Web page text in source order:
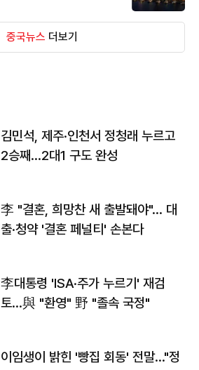
중국뉴스 더보기
김민석, 제주·인천서 정청래 누르고
2승째…2대1 구도 완성
李 "결혼, 희망찬 새 출발돼야"… 대
출·청약 '결혼 페널티' 손본다
李대통령 'ISA·주가 누르기' 재검
토…與 "환영" 野 "졸속 국정"
이임생이 밝힌 '빵집 회동' 전말…"정